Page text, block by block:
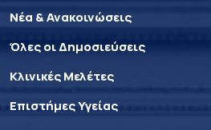
Νέα & Ανακοινώσεις
Όλες οι Δημοσιεύσεις
Κλινικές Μελέτες
Επιστήμες Υγείας